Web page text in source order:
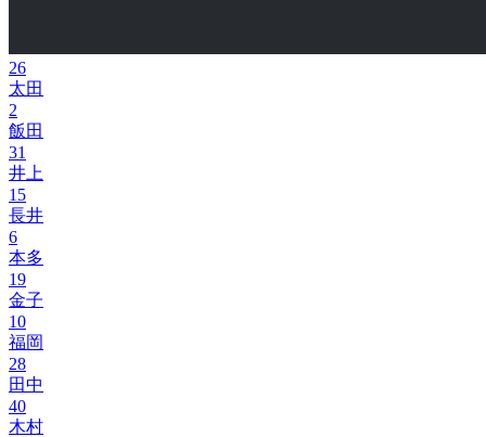
26
太田
2
飯田
31
井上
15
長井
6
本多
19
金子
10
福岡
28
田中
40
木村